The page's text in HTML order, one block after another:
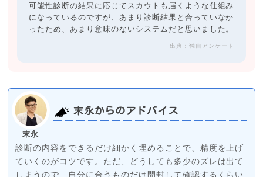
可能性診断の結果に応じてスカウトも届くような仕組み
になっているのですが、あまり診断結果と合っていなか
ったため、あまり意味のないシステムだと思いました。
出典：独自アンケート
末永
末永からのアドバイス
診断の内容をできるだけ細かく埋めることで、精度を上げ
ていくのがコツです。ただ、どうしても多少のズレは出て
しまうので、自分に合うものだけ開封して確認するくらい